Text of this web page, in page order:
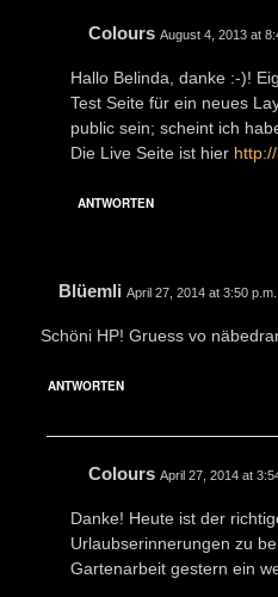
Colours August 4, 2013 at
Hallo Belinda, danke :-)!
Test Seite für ein neues
public sein; scheint ich
Die Live Seite ist hier
ANTWORTEN
Blüemli April 27, 2014 at 3:50 p.m.
Schöni HP! Gruess vo
ANTWORTEN
Colours April 27, 2014 at
Danke! Heute ist der
Urlaubserinnerungen zu
Gartenarbeit gestern ein